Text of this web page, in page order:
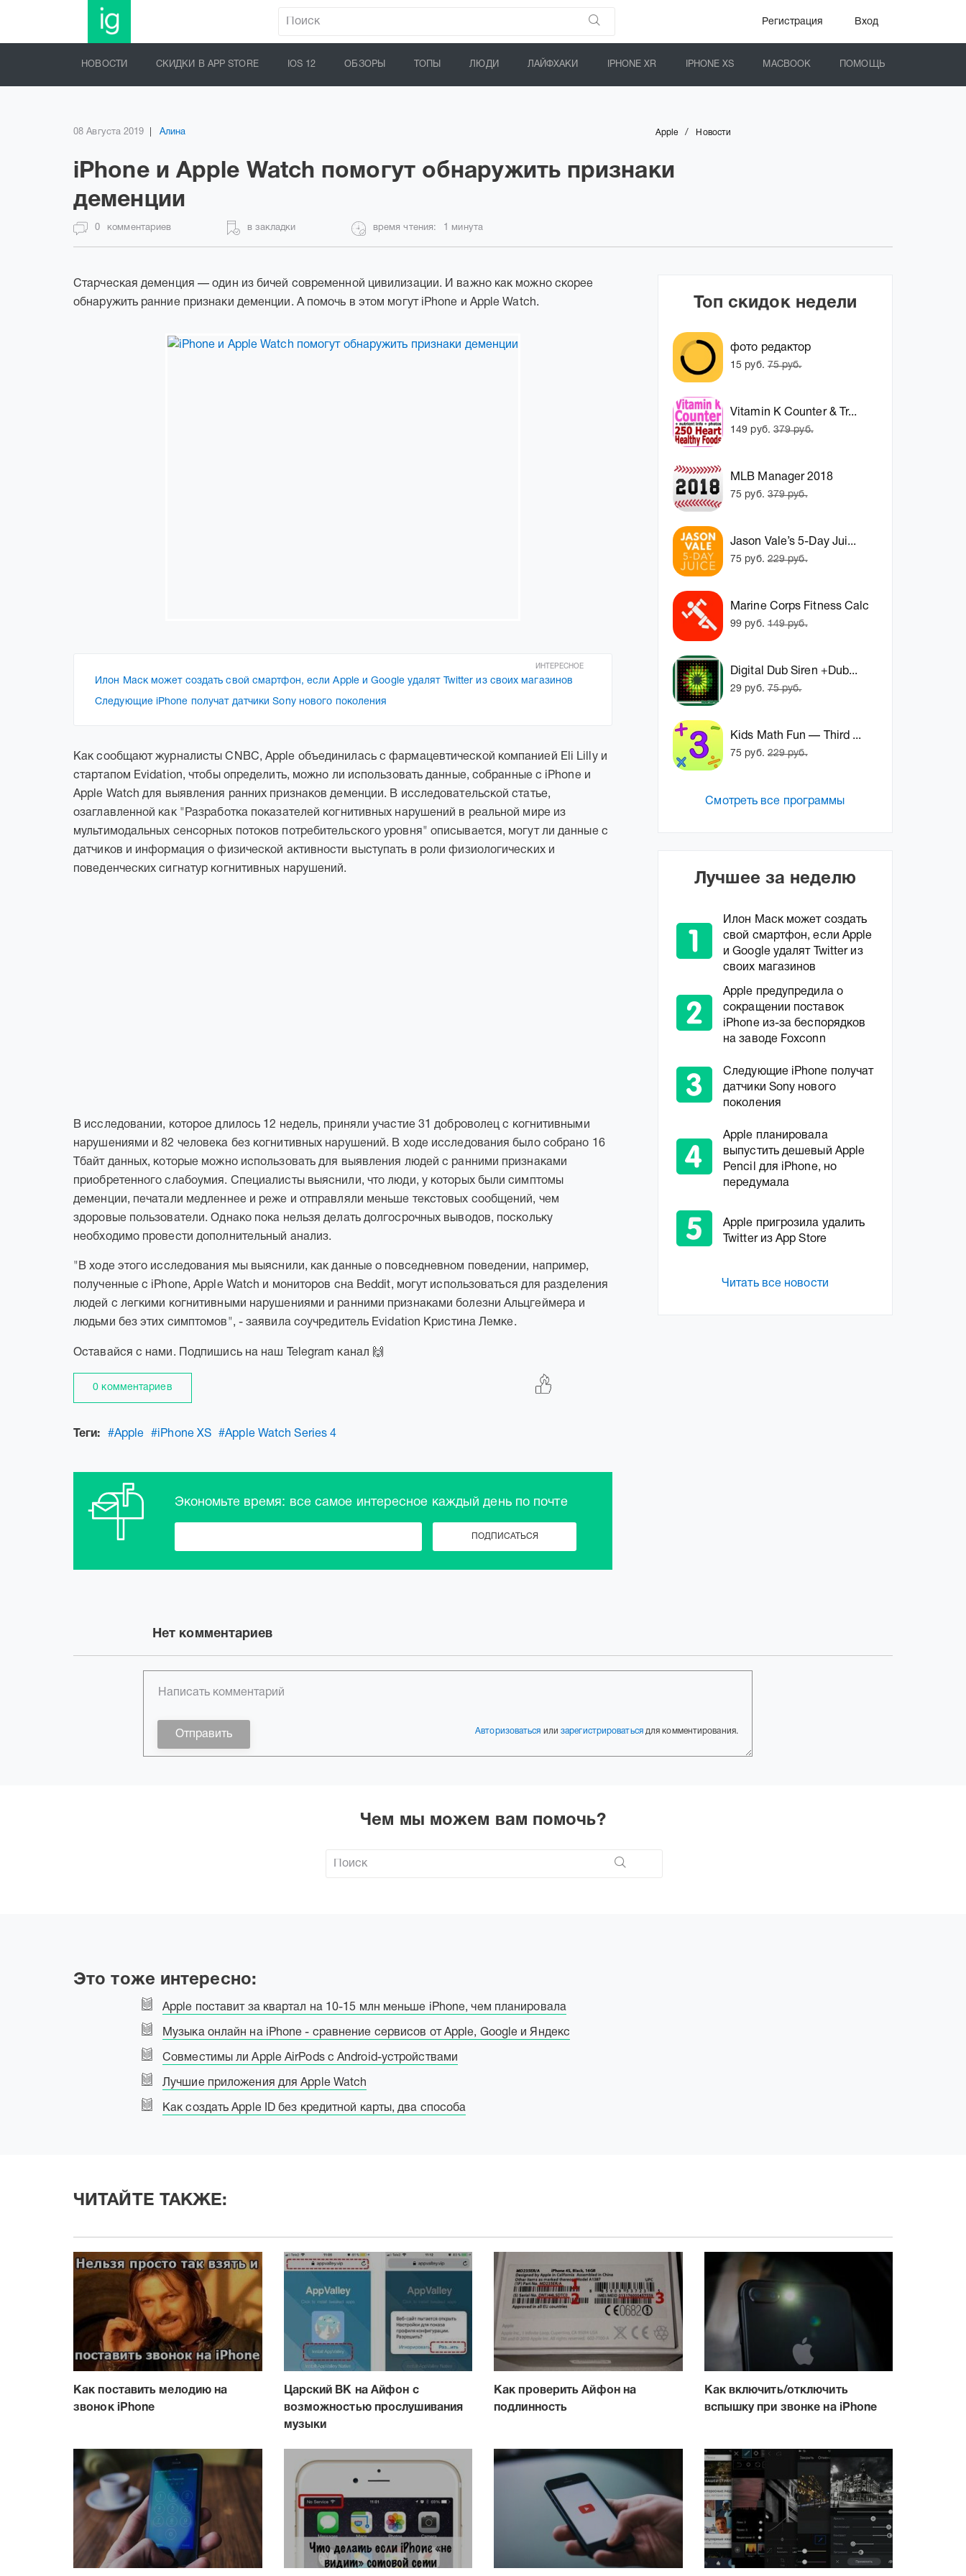
Регистрация Вход
НОВОСТИ СКИДКИ В APP STORE IOS 12 ОБЗОРЫ ТОПЫ ЛЮДИ ЛАЙФХАКИ IPHONE XR IPHONE XS MACBOOK ПОМОЩЬ
08 Августа 2019 Алина Apple / Новости
iPhone и Apple Watch помогут обнаружить признаки
деменции
0 комментариев в закладки время чтения: 1 минута
Старческая деменция — один из бичей современной цивилизации. И важно как можно скорее
обнаружить ранние признаки деменции. А помочь в этом могут iPhone и Apple Watch.
ИНТЕРЕСНОЕ
Илон Маск может создать свой смартфон, если Apple и Google удалят Twitter из своих магазинов
Следующие iPhone получат датчики Sony нового поколения
Как сообщают журналисты CNBC, Apple объединилась с фармацевтической компанией Eli Lilly и
стартапом Evidation, чтобы определить, можно ли использовать данные, собранные с iPhone и
Apple Watch для выявления ранних признаков деменции. В исследовательской статье,
озаглавленной как "Разработка показателей когнитивных нарушений в реальной мире из
мультимодальных сенсорных потоков потребительского уровня" описывается, могут ли данные с
датчиков и информация о физической активности выступать в роли физиологических и
поведенческих сигнатур когнитивных нарушений.
В исследовании, которое длилось 12 недель, приняли участие 31 доброволец с когнитивными
нарушениями и 82 человека без когнитивных нарушений. В ходе исследования было собрано 16
Тбайт данных, которые можно использовать для выявления людей с ранними признаками
приобретенного слабоумия. Специалисты выяснили, что люди, у которых были симптомы
деменции, печатали медленнее и реже и отправляли меньше текстовых сообщений, чем
здоровые пользователи. Однако пока нельзя делать долгосрочных выводов, поскольку
необходимо провести дополнительный анализ.
"В ходе этого исследования мы выяснили, как данные о повседневном поведении, например,
полученные с iPhone, Apple Watch и мониторов сна Beddit, могут использоваться для разделения
людей с легкими когнитивными нарушениями и ранними признаками болезни Альцгеймера и
людьми без этих симптомов", - заявила соучредитель Evidation Кристина Лемке.
Оставайся с нами. Подпишись на наш Telegram канал 🙌
0 комментариев
Теги: #Apple #iPhone XS #Apple Watch Series 4
Экономьте время: все самое интересное каждый день по почте
Топ скидок недели
фото редактор
15 руб. 75 руб.
Vitamin K Counter & Tr...
149 руб. 379 руб.
MLB Manager 2018
75 руб. 379 руб.
Jason Vale’s 5-Day Jui...
75 руб. 229 руб.
Marine Corps Fitness Calc
99 руб. 149 руб.
Digital Dub Siren +Dub...
29 руб. 75 руб.
Kids Math Fun — Third ...
75 руб. 229 руб.
Смотреть все программы
Лучшее за неделю
Илон Маск может создать
свой смартфон, если Apple
и Google удалят Twitter из
своих магазинов
Apple предупредила о
сокращении поставок
iPhone из-за беспорядков
на заводе Foxconn
Следующие iPhone получат
датчики Sony нового
поколения
Apple планировала
выпустить дешевый Apple
Pencil для iPhone, но
передумала
Apple пригрозила удалить
Twitter из App Store
Читать все новости
Нет комментариев
Отправить Авторизоваться илизарегистрироватьсядля комментирования.
Чем мы можем вам помочь?
Это тоже интересно:
Apple поставит за квартал на 10-15 млн меньше iPhone, чем планировала
Музыка онлайн на iPhone - сравнение сервисов от Apple, Google и Яндекс
Совместимы ли Apple AirPods с Android-устройствами
Лучшие приложения для Apple Watch
Как создать Apple ID без кредитной карты, два способа
ЧИТАЙТЕ ТАКЖЕ:
Как поставить мелодию на
звонок iPhone
Царский ВК на Айфон с
возможностью прослушивания
музыки
Как проверить Айфон на
подлинность
Как включить/отключить
вспышку при звонке на iPhone